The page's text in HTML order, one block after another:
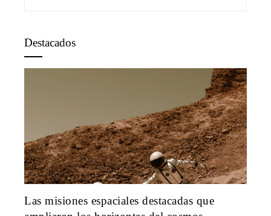
Destacados
Las misiones espaciales destacadas que